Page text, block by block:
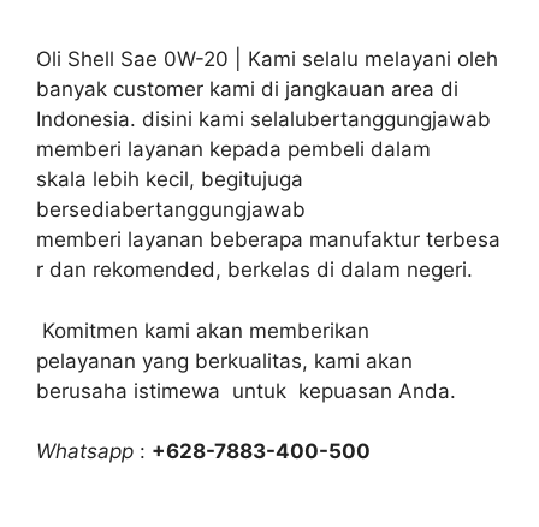
Oli Shell Sae 0W-20 | Kami selalu melayani oleh
banyak customer kami di jangkauan area di
Indonesia. disini kami selalubertanggungjawab
memberi layanan kepada pembeli dalam
skala lebih kecil, begitujuga
bersediabertanggungjawab
memberi layanan beberapa manufaktur terbesa
r dan rekomended, berkelas di dalam negeri.
Komitmen kami akan memberikan
pelayanan yang berkualitas, kami akan
berusaha istimewa untuk kepuasan Anda.
Whatsapp : +628-7883-400-500